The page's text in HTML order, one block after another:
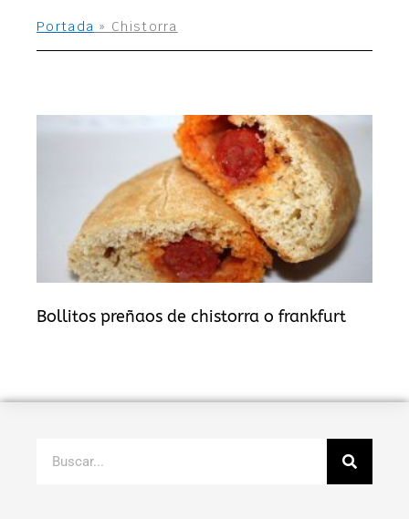
Portada » Chistorra
Bollitos preñaos de chistorra o frankfurt